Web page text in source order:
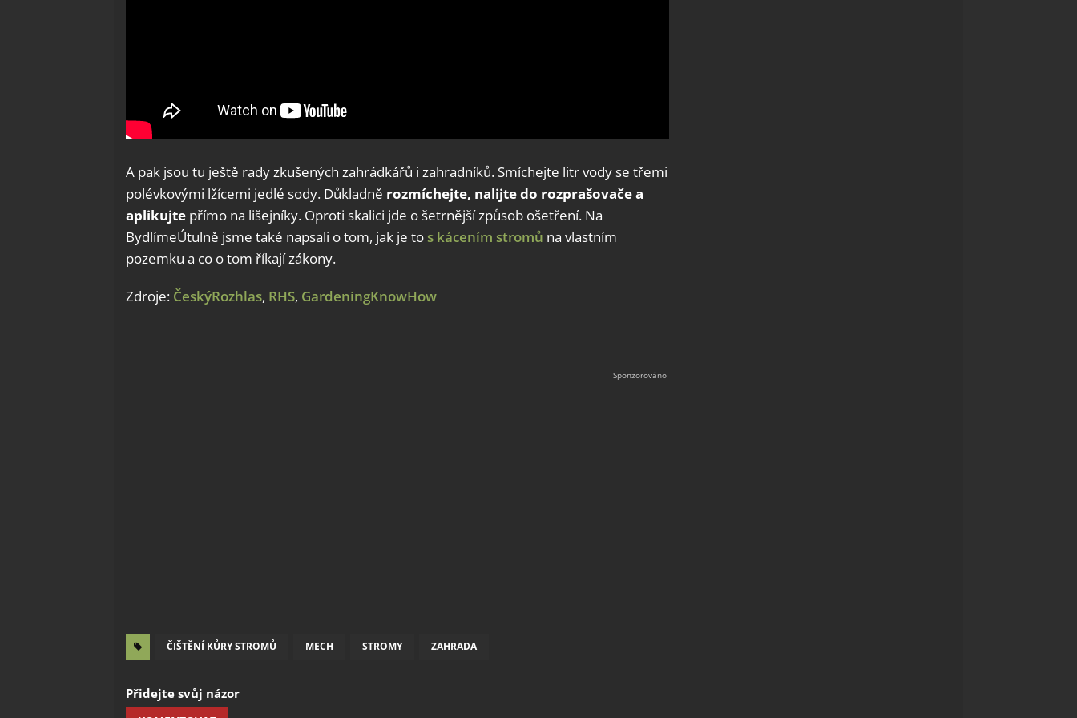
A pak jsou tu ještě rady zkušených zahrádkářů i zahradníků. Smíchejte litr vody se třemi
polévkovými lžícemi jedlé sody. Důkladně rozmíchejte, nalijte do rozprašovače a
aplikujte přímo na lišejníky. Oproti skalici jde o šetrnější způsob ošetření. Na
BydlímeÚtulně jsme také napsali o tom, jak je to s kácením stromů na vlastním
pozemku a co o tom říkají zákony.
Zdroje: ČeskýRozhlas, RHS, GardeningKnowHow
ČIŠTĚNÍ KŮRY STROMŮ MECH STROMY ZAHRADA
Přidejte svůj názor